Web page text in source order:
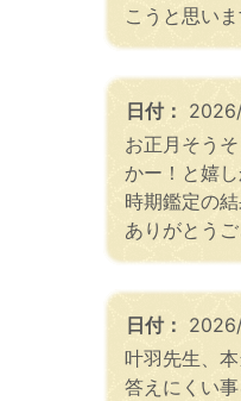
こうと思い
日付：
お正月そう
かー！と嬉し
時期鑑定の
ありがとう
日付：
叶羽先生、
答えにくい